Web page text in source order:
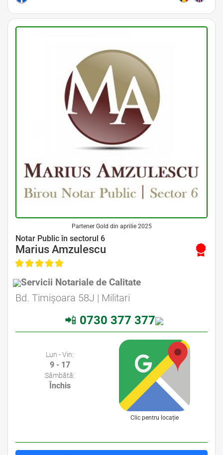
Partener Gold din aprilie 2025
Notar Public în sectorul 6
Marius Amzulescu
Servicii Notariale de Calitate
Bd. Timișoara 58J | Militari
📲 0730 377 377
Lun - Vin:
9 - 17
Sâmbătă:
Închis
Clic pentru locație